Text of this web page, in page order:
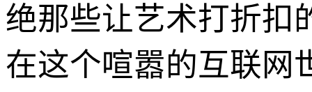
绝那些让艺术打折扣
在这个喧嚣的互联网